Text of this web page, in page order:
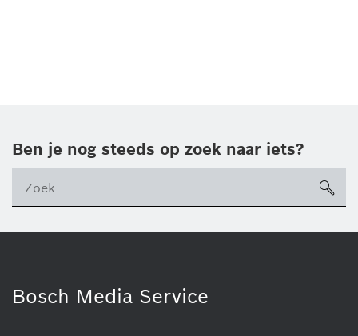
Ben je nog steeds op zoek naar iets?
Bosch Media Service